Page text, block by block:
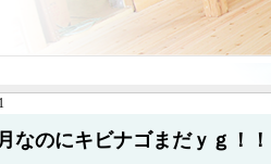
なのにキビナゴまだｙｇ！！